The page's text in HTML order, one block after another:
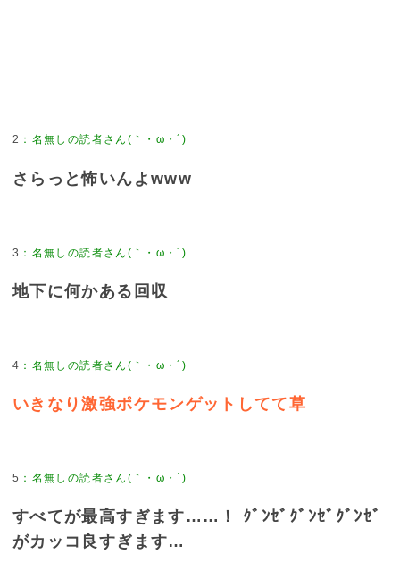
2 ： 名無しの読者さん(｀・ω・´)
さらっと怖いんよwww
3 ： 名無しの読者さん(｀・ω・´)
地下に何かある回収
4 ： 名無しの読者さん(｀・ω・´)
いきなり激強ポケモンゲットしてて草
5 ： 名無しの読者さん(｀・ω・´)
すべてが最高すぎます……！ ｸﾞﾝｾﾞｸﾞﾝｾﾞｸﾞﾝｾﾞ
がカッコ良すぎます…